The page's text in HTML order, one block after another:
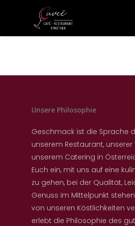
Unsere Philosophie
Geschmack ist die Sprache
unserem Restaurant,
unserem Catering in
Euch ein, mit uns auf eine
zu gehen, bei der Qualität,
Genuss im Mittelpunkt
von unseren Köstlichkeiten
erlebt die Philosophie des